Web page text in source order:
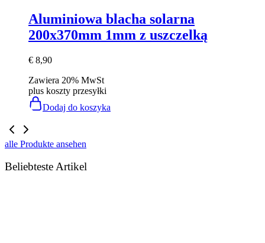
Aluminiowa blacha solarna
200x370mm 1mm z uszczelką
€ 8,90
Zawiera 20% MwSt
plus koszty przesyłki
Dodaj do koszyka
alle Produkte ansehen
Beliebteste Artikel